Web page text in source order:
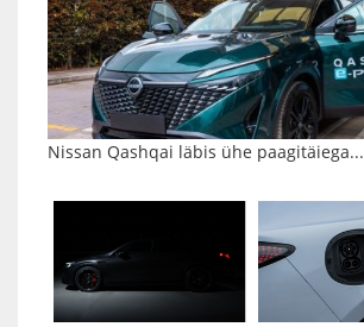
Nissan Qashqai läbis ühe paagitäiega...